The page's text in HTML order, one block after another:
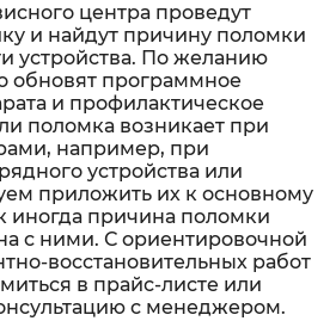
центра проведут
и найдут причину поломки
устройства. По желанию
обновят программное
и профилактическое
поломка возникает при
например, при
устройства или
приложить их к основному
иногда причина поломки
с ними. С ориентировочной
восстановительных работ
в прайс-листе или
с менеджером.